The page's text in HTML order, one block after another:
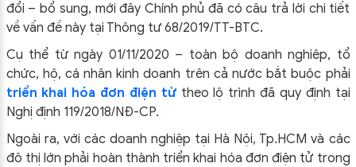
đổi – bổ sung, mới đây Chính phủ đã có câu trả lời chi tiết
về vấn đề này tại Thông tư 68/2019/TT-BTC.
Cụ thể từ ngày 01/11/2020 – toàn bộ doanh nghiêp, tổ
chức, hộ, cá nhân kinh doanh trên cả nước bắt buộc phải
triển khai hóa đơn điện tửtheo lộ trình đã quy định tại
Nghị định 119/2018/NĐ-CP.
Ngoài ra, với các doanh nghiệp tại Hà Nội, Tp.HCM và các
đô thị lớn phải hoàn thành triển khai hóa đơn điện tử trong